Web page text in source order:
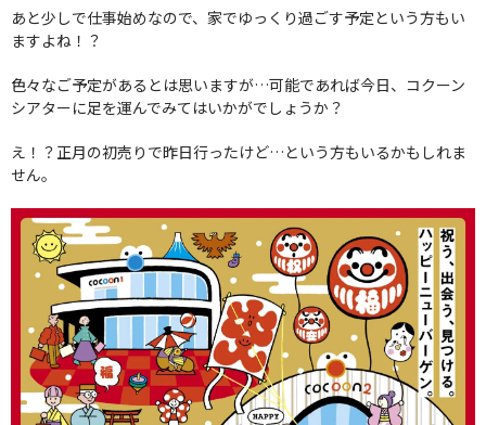
あと少しで仕事始めなので、家でゆっくり過ごす予定という方もい
ますよね！？
色々なご予定があるとは思いますが…可能であれば今日、コクーン
シアターに足を運んでみてはいかがでしょうか？
え！？正月の初売りで昨日行ったけど…という方もいるかもしれま
せん。